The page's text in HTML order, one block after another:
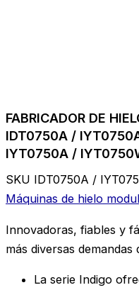
FABRICADOR DE
IDT0750A /
IYT0750A /
SKU IDT0750A /
Máquinas de hielo
Innovadoras, fiables y
más diversas demandas
La serie Indigo